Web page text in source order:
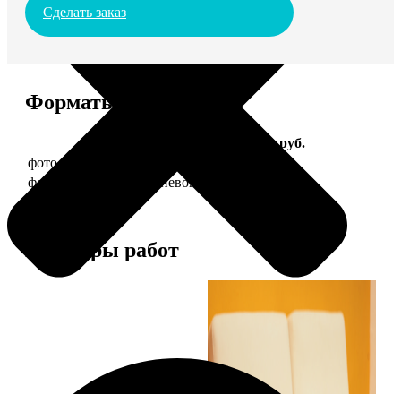
Сделать заказ
Форматы и цены
Цена, руб.
фото 10х15 в деревянной рамке
фото 10х15 в алюминиевой рамке
Примеры работ